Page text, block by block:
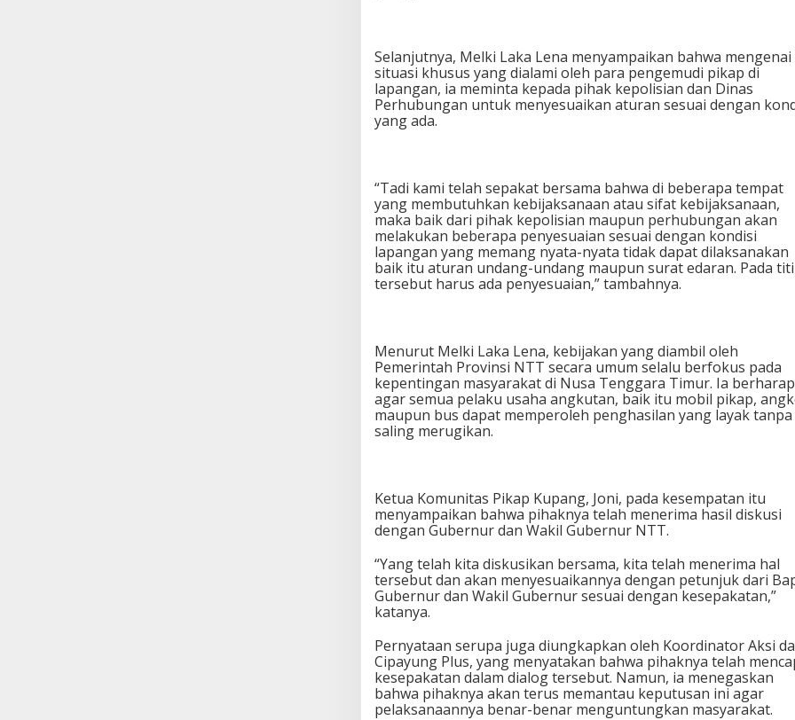
Selanjutnya, Melki Laka Lena menyampaikan bahwa mengenai
situasi khusus yang dialami oleh para pengemudi pikap di
lapangan, ia meminta kepada pihak kepolisian dan Dinas
Perhubungan untuk menyesuaikan aturan sesuai dengan
yang ada.
“Tadi kami telah sepakat bersama bahwa di beberapa tempat
yang membutuhkan kebijaksanaan atau sifat kebijaksanaan,
maka baik dari pihak kepolisian maupun perhubungan akan
melakukan beberapa penyesuaian sesuai dengan kondisi
lapangan yang memang nyata-nyata tidak dapat dilaksanakan
baik itu aturan undang-undang maupun surat edaran. Pada
tersebut harus ada penyesuaian,” tambahnya.
Menurut Melki Laka Lena, kebijakan yang diambil oleh
Pemerintah Provinsi NTT secara umum selalu berfokus pada
kepentingan masyarakat di Nusa Tenggara Timur. Ia berharap
agar semua pelaku usaha angkutan, baik itu mobil pikap,
maupun bus dapat memperoleh penghasilan yang layak tanpa
saling merugikan.
Ketua Komunitas Pikap Kupang, Joni, pada kesempatan itu
menyampaikan bahwa pihaknya telah menerima hasil diskusi
dengan Gubernur dan Wakil Gubernur NTT.
“Yang telah kita diskusikan bersama, kita telah menerima hal
tersebut dan akan menyesuaikannya dengan petunjuk dari
Gubernur dan Wakil Gubernur sesuai dengan kesepakatan,”
katanya.
Pernyataan serupa juga diungkapkan oleh Koordinator Aksi
Cipayung Plus, yang menyatakan bahwa pihaknya telah
kesepakatan dalam dialog tersebut. Namun, ia menegaskan
bahwa pihaknya akan terus memantau keputusan ini agar
pelaksanaannya benar-benar menguntungkan masyarakat.